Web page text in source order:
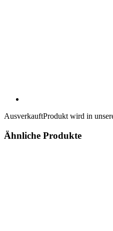
AusverkauftProdukt wird in
Ähnliche Produkte